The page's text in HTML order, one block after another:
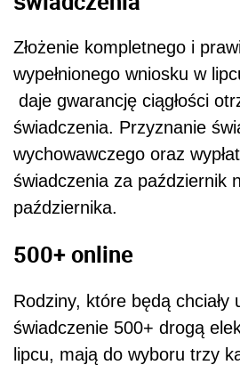
Złożenie kompletnego i
wypełnionego wniosku w
daje gwarancję ciągłości
świadczenia. Przyznanie
wychowawczego oraz
świadczenia za październik
października.
500+ online
Rodziny, które będą chciały
świadczenie 500+ drogą
lipcu, mają do wyboru trzy